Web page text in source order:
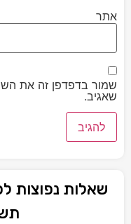
אתר
שמור בדפדפן זה את
שאגיב.
שאלות נפוצות